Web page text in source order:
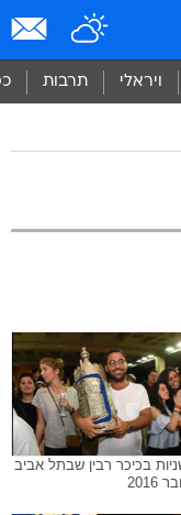
ויראלי תרבות
בכיכר רבין שבתל אביב